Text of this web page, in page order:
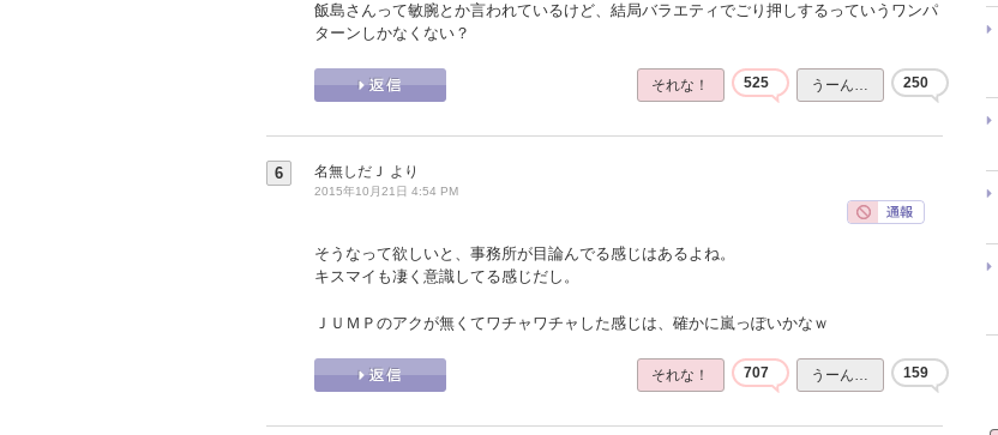
飯島さんって敏腕とか言われているけど、結局バラエティでごり押しするっていうワンパ
ターンしかなくない？
それな！ 525 うーん… 250
6 名無しだＪ より
2015年10月21日 4:54 PM
そうなって欲しいと、事務所が目論んでる感じはあるよね。
キスマイも凄く意識してる感じだし。
ＪＵＭＰのアクが無くてワチャワチャした感じは、確かに嵐っぽいかなｗ
それな！ 707 うーん… 159